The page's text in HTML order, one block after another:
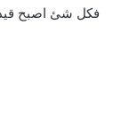
فكل شئ اصبح قيد